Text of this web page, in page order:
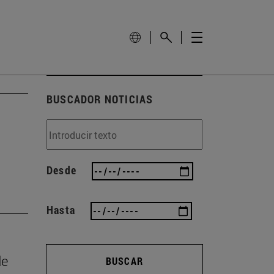
BUSCADOR NOTICIAS
Desde
Hasta
BUSCAR